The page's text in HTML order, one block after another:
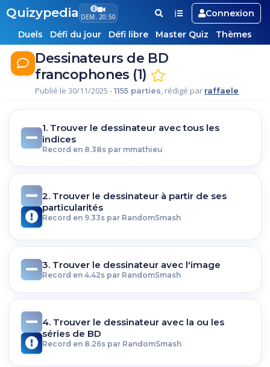
Quizypedia DEM. 20:50
Connexion
Duels
Défi du jour Défi libre Master Quiz Thèmes
Dessinateurs de BD
francophones (1)
Publié le 30/11/2025 -1155 parties, rédigé par raffaele
1. Trouver le dessinateur avec tous les
indices
Record en 8.38s par mmathieu
2. Trouver le dessinateur à partir de ses
particularités
Record en 9.33s par RandomSmash
3. Trouver le dessinateur avec l'image
Record en 4.42s par RandomSmash
4. Trouver le dessinateur avec la ou les
séries de BD
Record en 8.26s par RandomSmash